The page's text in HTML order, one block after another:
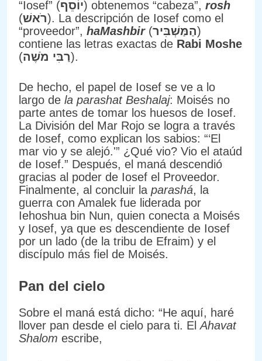
“Iosef” (יוֹסֵף) obtenemos “cabeza”, rosh
(רֹאשׁ). La descripción de Iosef como el
“proveedor”, haMashbir(הַמַּשְׁבִּיר)
contiene las letras exactas de Rabi Moshe
(רַבִּי מֹשֶׁה).
De hecho, el papel de Iosef se ve a lo
largo de la parashat Beshalaj: Moisés no
parte antes de tomar los huesos de Iosef.
La División del Mar Rojo se logra a través
de Iosef, como explican los sabios: “‘El
mar vio y se alejó.'” ¿Qué vio? Vio el ataúd
de Iosef.” Después, el maná descendió
gracias al poder de Iosef el Proveedor.
Finalmente, al concluir la parashá, la
guerra con Amalek fue liderada por
Iehoshua bin Nun, quien conecta a Moisés
y Iosef, ya que es descendiente de Iosef
por un lado (de la tribu de Efraim) y el
discípulo más fiel de Moisés.
Pan del cielo
Sobre el maná está dicho: “He aquí, haré
llover pan desde el cielo para ti. ElAhavat
Shalom escribe,